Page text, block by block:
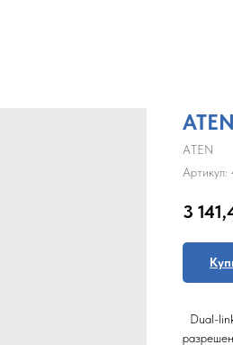
ATEN
Артикул:
3
Dual-